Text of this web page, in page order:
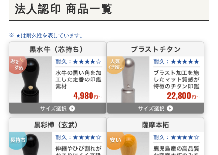
法人認印 商品一覧
※ ★は耐久性を表しています。